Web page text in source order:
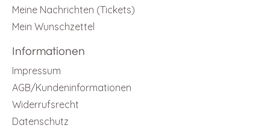
Meine Nachrichten (Tickets)
Mein Wunschzettel
Informationen
Impressum
AGB/Kundeninformationen
Widerrufsrecht
Datenschutz